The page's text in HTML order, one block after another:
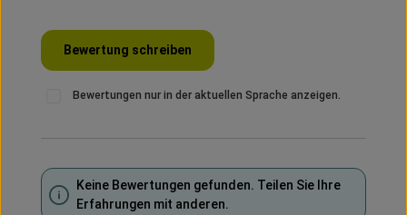
Bewertung schreiben
Bewertungen nur in der aktuellen Sprache anzeigen.
Keine Bewertungen gefunden. Teilen Sie Ihre
Erfahrungen mit anderen.